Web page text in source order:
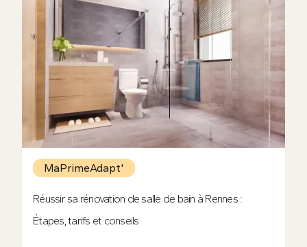
MaPrimeAdapt'
Réussir sa rénovation de salle de bain à Rennes :
Étapes, tarifs et conseils